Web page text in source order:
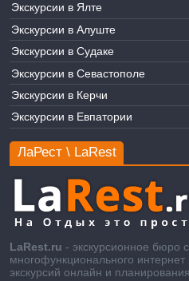
Экскурсии в Ялте
Экскурсии в Алуште
Экскурсии в Судаке
Экскурсии в Севастополе
Экскурсии в Керчи
Экскурсии в Евпатории
ЛаРест \ LaRest
LaRest.ru - экскурсионное бюро
многофункционального
экскурсий онлайн и